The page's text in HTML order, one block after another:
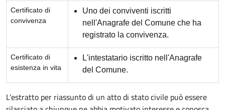
Certificato di
convivenza
Uno dei conviventi iscritti
nell'Anagrafe del Comune che ha
registrato la convivenza.
Certificato di
esistenza in vita
L'intestatario iscritto nell'Anagrafe
del Comune.
L'estratto per riassunto di un atto di stato civile può essere